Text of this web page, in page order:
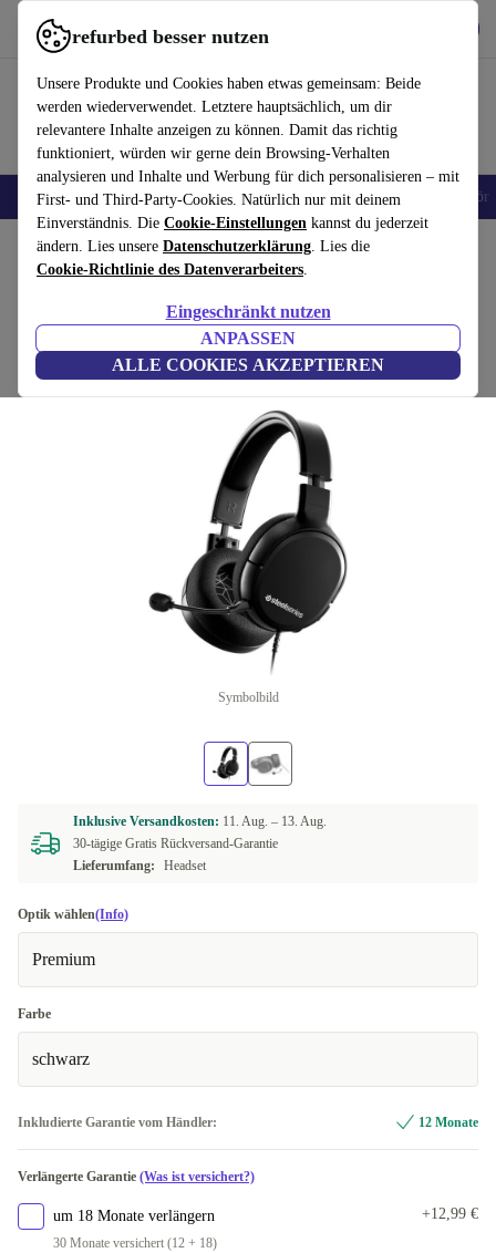
refurbed besser nutzen
Unsere Produkte und Cookies haben etwas gemeinsam: Beide
werden wiederverwendet. Letztere hauptsächlich, um dir
relevantere Inhalte anzeigen zu können. Damit das richtig
funktioniert, würden wir gerne dein Browsing-Verhalten
analysieren und Inhalte und Werbung für dich personalisieren – mit
First- und Third-Party-Cookies. Natürlich nur mit deinem
Einverständnis. Die Cookie-Einstellungen kannst du jederzeit
ändern. Lies unsere Datenschutzerklärung. Lies die
Cookie-Richtlinie des Datenverarbeiters.
Eingeschränkt nutzen
ANPASSEN
ALLE COOKIES AKZEPTIEREN
refurbed schnell und einfach nutzen
🎒 Back to school Handys Laptops Tablets Smartwatches Zubehör
Home Produkte Audio Kopfhörer
SteelSeries Arctis 1
Schwarz
(Bewertungen werden gesammelt)
41,66 €
59,00 €
Symbolbild
Inklusive Versandkosten: 11. Aug. – 13. Aug.
30-tägige Gratis Rückversand-Garantie
Lieferumfang:
Headset
Optik wählen(Info)
Premium
Farbe
schwarz
Inkludierte Garantie vom Händler: 12 Monate
Verlängerte Garantie (Was ist versichert?)
um 18 Monate verlängern
30 Monate versichert (12 + 18)
+12,99 €